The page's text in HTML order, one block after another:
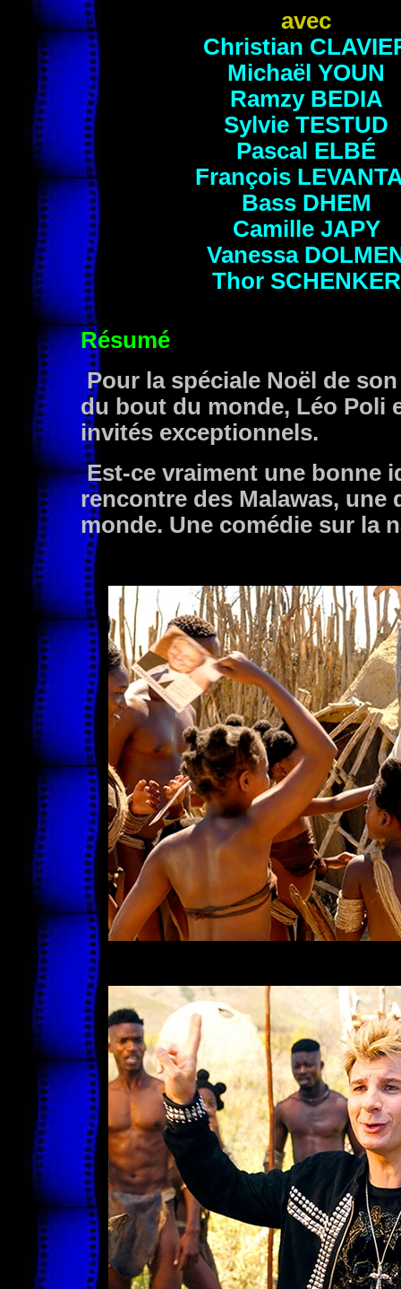
avec
Christian
Michaël YOUN
Ramzy BEDIA
Sylvie TESTUD
Pascal ELBÉ
François
Bass DHEM
Camille JAPY
Vanessa
Thor SCHENKER
Résumé
Pour la spéciale Noël de
du bout du monde, Léo Poli
invités exceptionnels.
Est-ce vraiment une bonne
rencontre des Malawas,
monde. Une comédie sur la